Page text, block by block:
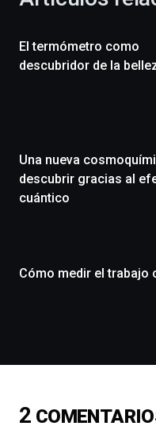
novena
edición
un
festival
monólogos,
de
16
El termómetro como
descubridor de la
Una nueva
descubrir gracias al
cuántico
Cómo medir el trabajo
2